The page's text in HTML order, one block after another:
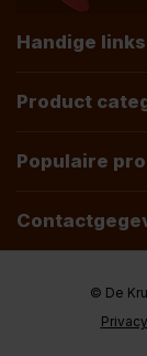
Handige links
Product
Populaire
© De